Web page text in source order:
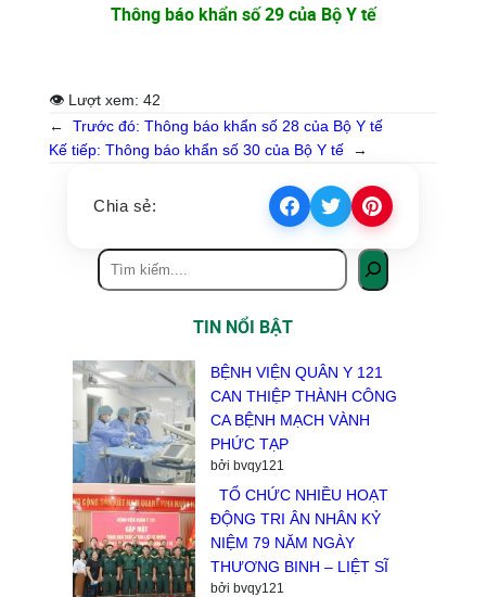
Thông báo khẩn số 29 của Bộ Y tế
👁 Lượt xem: 42
←
Trước đó: Thông báo khẩn số 28 của Bộ Y tế
Kế tiếp: Thông báo khẩn số 30 của Bộ Y tế →
Chia sẻ:
TIN NỔI BẬT
BỆNH VIỆN QUÂN Y 121
CAN THIỆP THÀNH CÔNG
CA BỆNH MẠCH VÀNH
PHỨC TẠP
bởi bvqy121
TỔ CHỨC NHIỀU HOẠT
ĐỘNG TRI ÂN NHÂN KỶ
NIỆM 79 NĂM NGÀY
THƯƠNG BINH – LIỆT SĨ
bởi bvqy121